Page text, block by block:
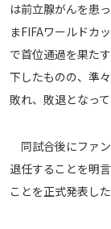
は前立腺がんを患
まFIFAワールドカ
で首位通過を果た
下したものの、準
敗れ、敗退となって
同試合後にファ
退任することを明
ことを正式発表した